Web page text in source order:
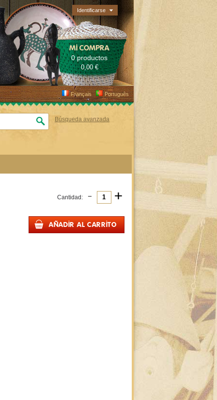
Cantidad: - +
Français Português
MI COMPRA
0 productos
0,00 €
Búsqueda avanzada
Identificarse